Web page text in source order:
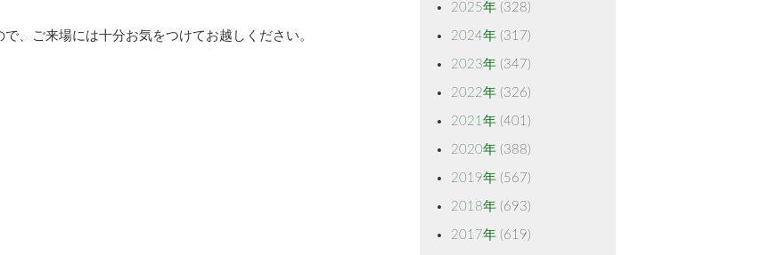
、ご来場には十分お気をつけてお越しください。
2025年 (328)
2024年 (317)
2023年 (347)
2022年 (326)
2021年 (401)
2020年 (388)
2019年 (567)
2018年 (693)
2017年 (619)